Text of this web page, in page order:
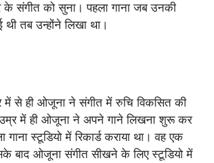
के संगीत को सुना। पहला गाना जब उनकी
तब उन्होंने लिखा था।
में से ही ओजूना ने संगीत में रुचि विकसित की
में ही ओजूना ने अपने गाने लिखना शुरू कर
गाना स्टूडियो में रिकार्ड कराया था। वह एक
बाद ओजूना संगीत सीखने के लिए स्टूडियो में